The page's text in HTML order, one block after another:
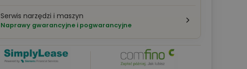
Serwis narzędzi i maszyn
Naprawy gwarancyjne i pogwarancyjne